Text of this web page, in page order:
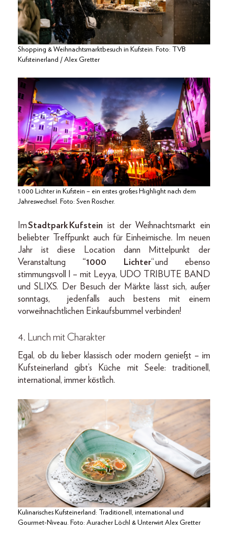
Shopping & Weihnachtsmarktbesuch in Kufstein. Foto: TVB
Kufsteinerland / Alex Gretter
1.000 Lichter in Kufstein – ein erstes großes Highlight nach dem
Jahreswechsel. Foto: Sven Roscher.
ImStadtpark Kufstein ist der Weihnachtsmarkt ein
beliebter Treffpunkt auch für Einheimische. Im neuen
Jahr ist diese Location dann Mittelpunkt der
Veranstaltung “1000 Lichter“ und ebenso
stimmungsvoll l – mit Leyya, UDO TRIBUTE BAND
und SLIXS. Der Besuch der Märkte lässt sich, außer
sonntags, jedenfalls auch bestens mit einem
vorweihnachtlichen Einkaufsbummel verbinden!
4. Lunch mit Charakter
Egal, ob du lieber klassisch oder modern genießt – im
Kufsteinerland gibt’s Küche mit Seele: traditionell,
international, immer köstlich.
Kulinarisches Kufsteinerland: Traditionell, international und
Gourmet-Niveau. Foto: Auracher Löchl & Unterwirt Alex Gretter